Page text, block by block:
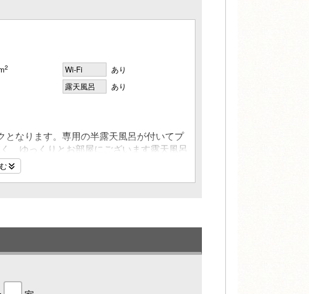
2 Wi-Fi
あり
露天風呂 あり
なります。専用の半露天風呂が付いてプ
、ゆっくりとお部屋にございます露天風呂
を採用。お部屋からは三津浜の海と駿河湾
屋の半露天風呂は雨、風よけのためサッシ
ト／加湿器（冬期間）／洗面所／シャワー